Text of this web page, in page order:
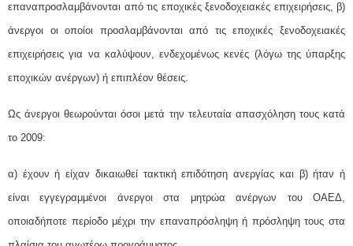
επαναπροσλαμβάνονται από τις εποχικές ξενοδοχειακές επιχειρήσεις, β)
άνεργοι οι οποίοι προσλαμβάνονται από τις εποχικές ξενοδοχειακές
επιχειρήσεις για να καλύψουν, ενδεχομένως κενές (λόγω της ύπαρξης
εποχικών ανέργων) ή επιπλέον θέσεις.
Ως άνεργοι θεωρούνται όσοι μετά την τελευταία απασχόληση τους κατά
το 2009:
α) έχουν ή είχαν δικαιωθεί τακτική επιδότηση ανεργίας και β) ήταν ή
είναι εγγεγραμμένοι άνεργοι στα μητρώα ανέργων του ΟΑΕΔ,
οποιαδήποτε περίοδο μέχρι την επαναπρόσληψη ή πρόσληψη τους στα